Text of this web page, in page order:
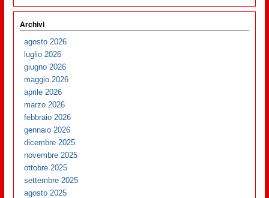
Archivi
agosto 2026
luglio 2026
giugno 2026
maggio 2026
aprile 2026
marzo 2026
febbraio 2026
gennaio 2026
dicembre 2025
novembre 2025
ottobre 2025
settembre 2025
agosto 2025